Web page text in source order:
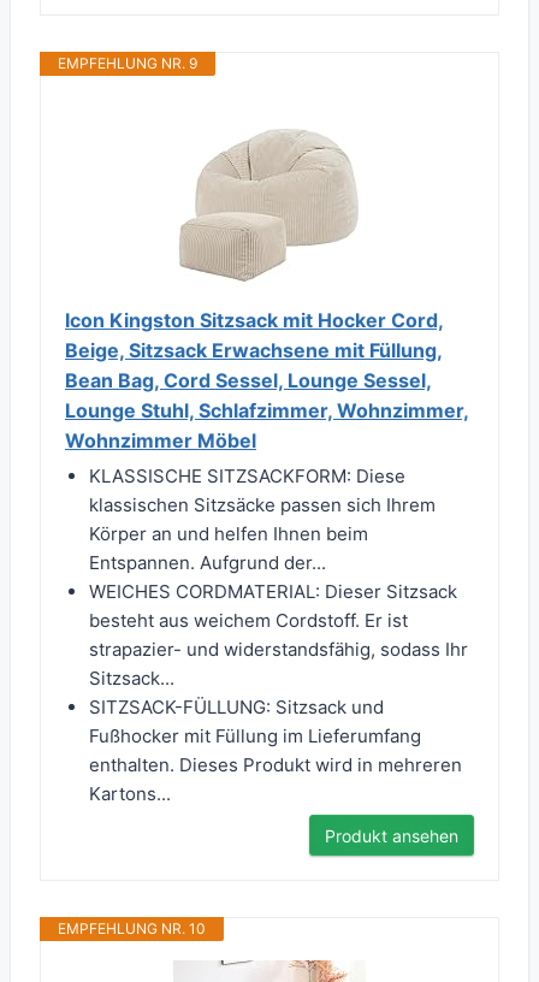
EMPFEHLUNG NR. 9
Icon Kingston Sitzsack mit Hocker Cord,
Beige, Sitzsack Erwachsene mit Füllung,
Bean Bag, Cord Sessel, Lounge Sessel,
Lounge Stuhl, Schlafzimmer, Wohnzimmer,
Wohnzimmer Möbel
KLASSISCHE SITZSACKFORM: Diese
klassischen Sitzsäcke passen sich Ihrem
Körper an und helfen Ihnen beim
Entspannen. Aufgrund der...
WEICHES CORDMATERIAL: Dieser Sitzsack
besteht aus weichem Cordstoff. Er ist
strapazier- und widerstandsfähig, sodass Ihr
Sitzsack...
SITZSACK-FÜLLUNG: Sitzsack und
Fußhocker mit Füllung im Lieferumfang
enthalten. Dieses Produkt wird in mehreren
Kartons...
Produkt ansehen
EMPFEHLUNG NR. 10